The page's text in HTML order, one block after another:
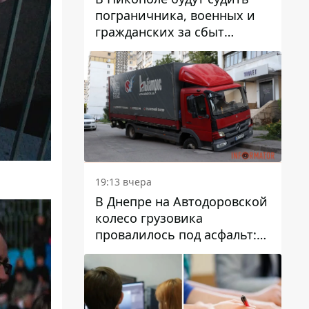
пограничника, военных и
гражданских за сбыт
психотропов
19:13 вчера
В Днепре на Автодоровской
колесо грузовика
провалилось под асфальт:
движение заблокировано